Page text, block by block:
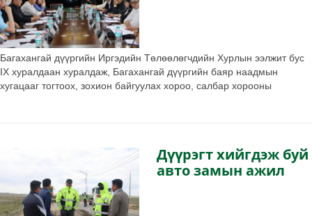
Багахангай дүүргийн Иргэдийн Төлөөлөгчдийн Хурлын ээлжит бус
IX хуралдаан хуралдаж, Багахангай дүүргийн баяр наадмын
хугацааг тогтоох, зохион байгуулах хороо, салбар хорооны
Дүүрэгт хийгдэж буй
авто замын ажил